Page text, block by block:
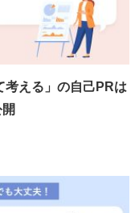
考える」の自己PRは